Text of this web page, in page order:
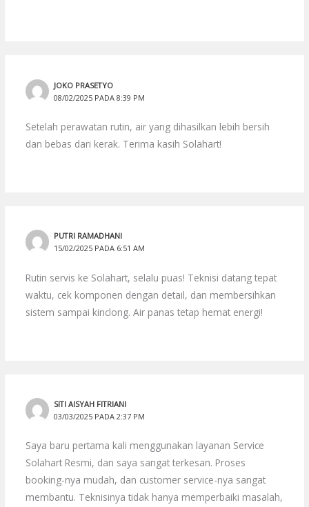
JOKO PRASETYO
08/02/2025 PADA 8:39 PM
Setelah perawatan rutin, air yang dihasilkan lebih bersih
dan bebas dari kerak. Terima kasih Solahart!
PUTRI RAMADHANI
15/02/2025 PADA 6:51 AM
Rutin servis ke Solahart, selalu puas! Teknisi datang tepat
waktu, cek komponen dengan detail, dan membersihkan
sistem sampai kinclong. Air panas tetap hemat energi!
SITI AISYAH FITRIANI
03/03/2025 PADA 2:37 PM
Saya baru pertama kali menggunakan layanan Service
Solahart Resmi, dan saya sangat terkesan. Proses
booking-nya mudah, dan customer service-nya sangat
membantu. Teknisinya tidak hanya memperbaiki masalah,